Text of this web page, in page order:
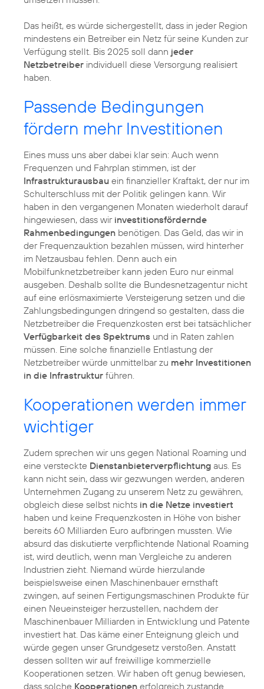
Das heißt, es würde sichergestellt, dass in jeder Region
mindestens ein Betreiber ein Netz für seine Kunden zur
Verfügung stellt. Bis 2025 soll dann jeder
Netzbetreiber individuell diese Versorgung realisiert
haben.
Passende Bedingungen
fördern mehr Investitionen
Eines muss uns aber dabei klar sein: Auch wenn
Frequenzen und Fahrplan stimmen, ist der
Infrastrukturausbau ein finanzieller Kraftakt, der nur im
Schulterschluss mit der Politik gelingen kann. Wir
haben in den vergangenen Monaten wiederholt darauf
hingewiesen, dass wir investitionsfördernde
Rahmenbedingungen benötigen. Das Geld, das wir in
der Frequenzauktion bezahlen müssen, wird hinterher
im Netzausbau fehlen. Denn auch ein
Mobilfunknetzbetreiber kann jeden Euro nur einmal
ausgeben. Deshalb sollte die Bundesnetzagentur nicht
auf eine erlösmaximierte Versteigerung setzen und die
Zahlungsbedingungen dringend so gestalten, dass die
Netzbetreiber die Frequenzkosten erst bei tatsächlicher
Verfügbarkeit des Spektrums und in Raten zahlen
müssen. Eine solche finanzielle Entlastung der
Netzbetreiber würde unmittelbar zu mehr Investitionen
in die Infrastruktur führen.
Kooperationen werden immer
wichtiger
Zudem sprechen wir uns gegen National Roaming und
eine versteckte Dienstanbieterverpflichtung aus. Es
kann nicht sein, dass wir gezwungen werden, anderen
Unternehmen Zugang zu unserem Netz zu gewähren,
obgleich diese selbst nichts in die Netze investiert
haben und keine Frequenzkosten in Höhe von bisher
bereits 60 Milliarden Euro aufbringen mussten. Wie
absurd das diskutierte verpflichtende National Roaming
ist, wird deutlich, wenn man Vergleiche zu anderen
Industrien zieht. Niemand würde hierzulande
beispielsweise einen Maschinenbauer ernsthaft
zwingen, auf seinen Fertigungsmaschinen Produkte für
einen Neueinsteiger herzustellen, nachdem der
Maschinenbauer Milliarden in Entwicklung und Patente
investiert hat. Das käme einer Enteignung gleich und
würde gegen unser Grundgesetz verstoßen. Anstatt
dessen sollten wir auf freiwillige kommerzielle
Kooperationen setzen. Wir haben oft genug bewiesen,
dass solche Kooperationen erfolgreich zustande